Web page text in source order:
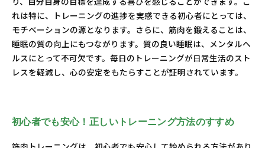
れは特に、トレーニングの進捗を実感できる初心者にとっては、
モチベーションの源となります。さらに、筋肉を鍛えることは、
睡眠の質の向上にもつながります。質の良い睡眠は、メンタルヘ
ルスにとって不可欠です。毎日のトレーニングが日常生活のスト
レスを軽減し、心の安定をもたらすことが証明されています。
初心者でも安心！正しいトレーニング方法のすすめ